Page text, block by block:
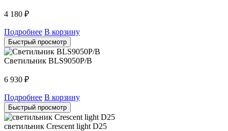
4 180 ₽
Подробнее В корзину
Быстрый просмотр
Светильник BLS9050P/B
6 930 ₽
Подробнее В корзину
Быстрый просмотр
светильник Crescent light D25